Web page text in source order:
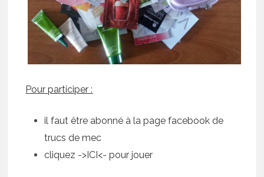
Pour participer :
il faut être abonné à la page facebook de
trucs de mec
cliquez ->ICI<- pour jouer